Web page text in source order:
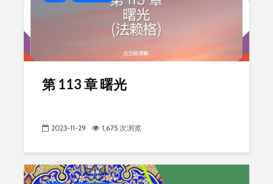
第 113 章 曙光
2023-11-29 1,675 次浏览